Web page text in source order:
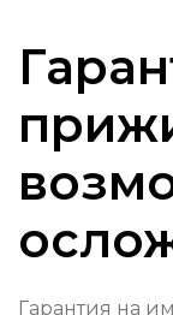
Гарантия на